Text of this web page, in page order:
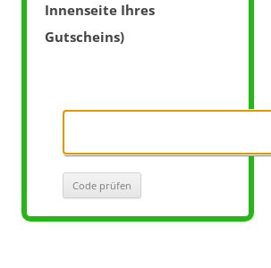
Innenseite Ihres
Gutscheins)